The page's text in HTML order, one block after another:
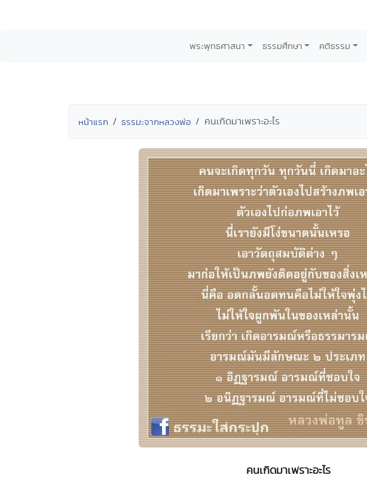
พระพุทธศาสนา ธรรมศึกษา คติธรรม
หน้าแรก ธรรมะจากหลวงพ่อ คนเกิดมาเพราะอะไร
คนเกิดมาเพราะอะไร